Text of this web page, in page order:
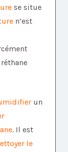
se situe
n’est
un
. Il est
le